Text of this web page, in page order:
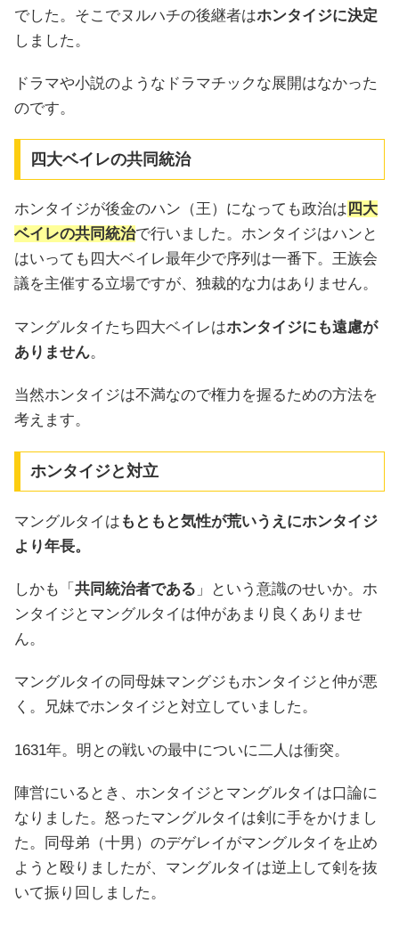
でした。そこでヌルハチの後継者はホンタイジに決定
しました。
ドラマや小説のようなドラマチックな展開はなかった
のです。
四大ベイレの共同統治
ホンタイジが後金のハン（王）になっても政治は 四大
ベイレの共同統治で行いました。ホンタイジはハンと
はいっても四大ベイレ最年少で序列は一番下。王族会
議を主催する立場ですが、独裁的な力はありません。
マングルタイたち四大ベイレはホンタイジにも遠慮が
ありません。
当然ホンタイジは不満なので権力を握るための方法を
考えます。
ホンタイジと対立
マングルタイは もともと気性が荒いうえにホンタイジ
より年長。
しかも「 共同統治者である 」という意識のせいか。ホ
ンタイジとマングルタイは仲があまり良くありませ
ん。
マングルタイの同母妹マングジもホンタイジと仲が悪
く。兄妹でホンタイジと対立していました。
1631年。明との戦いの最中についに二人は衝突。
陣営にいるとき、ホンタイジとマングルタイは口論に
なりました。怒ったマングルタイは剣に手をかけまし
た。同母弟（十男）のデゲレイがマングルタイを止め
ようと殴りましたが、マングルタイは逆上して剣を抜
いて振り回しました。